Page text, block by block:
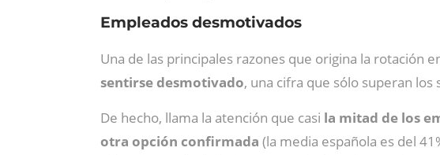
Empleados desmotivados
Una de las principales razones que origina la rotación
sentirse desmotivado, una cifra que sólo superan
De hecho, llama la atención que casi la mitad de los
otra opción confirmada (la media española es del